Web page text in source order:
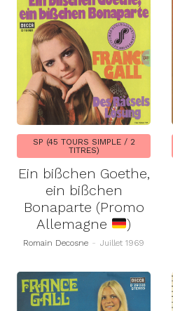
SP (45 TOURS SIMPLE / 2
TITRES)
Ein bißchen Goethe,
ein bißchen
Bonaparte (Promo
Allemagne
)
Romain Decosne - Juillet 1969